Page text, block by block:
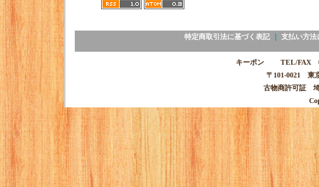
特定商取引法に基づく表記｜ 支払い方法
キーポン TEL/FAX
〒101-0021 東
古物商許可証